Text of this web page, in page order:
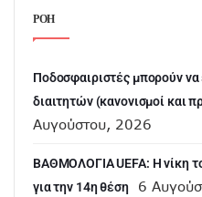
ΡΟΗ
Ποδοσφαιριστές μπορούν
διαιτητών (κανονισμοί και
Αυγούστου, 2026
ΒΑΘΜΟΛΟΓΙΑ UEFA: Η νίκη
για την 14η θέση
6